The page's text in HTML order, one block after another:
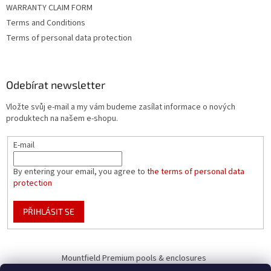
WARRANTY CLAIM FORM
Terms and Conditions
Terms of personal data protection
Odebírat newsletter
Vložte svůj e-mail a my vám budeme zasílat informace o nových
produktech na našem e-shopu.
E-mail
By entering your email, you agree to the terms of personal data
protection
PŘIHLÁSIT SE
Mountfield Premium pools & enclosures